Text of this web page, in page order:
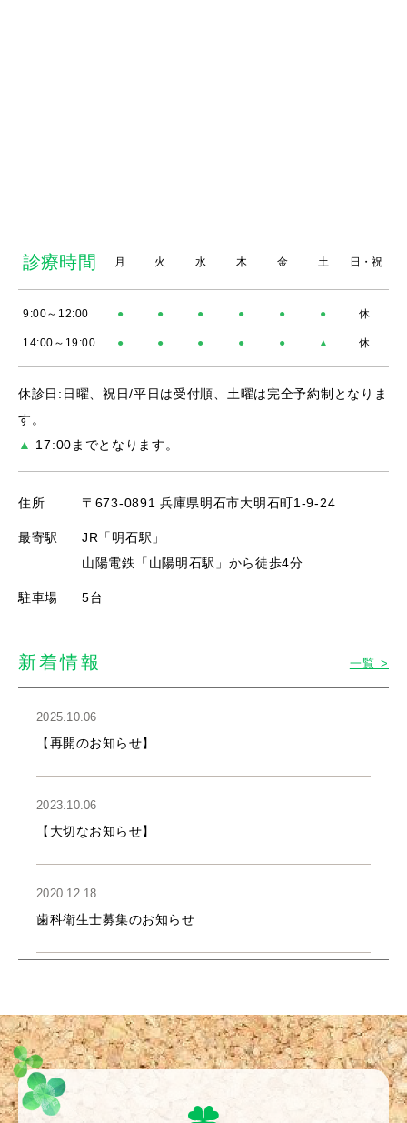
診療時間 月 火 水 木 金 土 日・祝
9:00～12:00 ● ● ● ● ● ● 休
14:00～19:00 ● ● ● ● ● ▲ 休
休診日:日曜、祝日/平日は受付順、土曜は完全予約制となりま
す。
▲ 17:00までとなります。
住所 〒673-0891 兵庫県明石市大明石町1-9-24
最寄駅
JR「明石駅」
山陽電鉄「山陽明石駅」から徒歩4分
駐車場 5台
新着情報 一覧 >
2025.10.06
【再開のお知らせ】
2023.10.06
【大切なお知らせ】
2020.12.18
歯科衛生士募集のお知らせ
2020.03.03
ホームページが新しくなりました。